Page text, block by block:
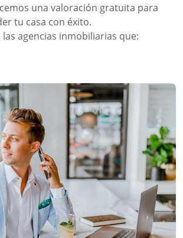
una valoración gratuita para
tu casa con éxito.
agencias inmobiliarias que: